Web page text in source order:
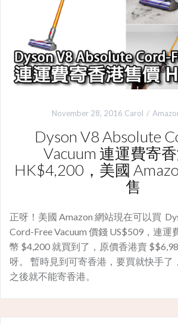
November 28, 2016 Carol
Dyson V8 Absolute
Vacuum 連運費寄
HK$4,200，美國
售
正呀！美國 Amazon 網站現在可以買
Cord-Free Vacuum 價錢 US$509，連運
幣 $4,200 就買到了，原價香港賣
呀。 暫時見到可寄香港，要買就快手了
之後就不能寄香港。